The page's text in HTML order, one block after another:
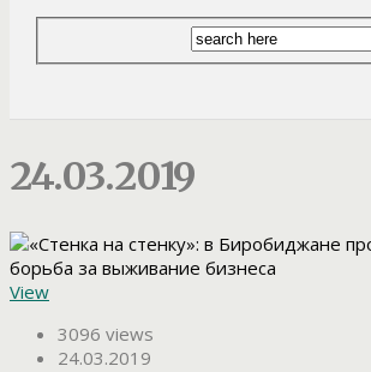
24.03.2019
View
3096 views
24.03.2019